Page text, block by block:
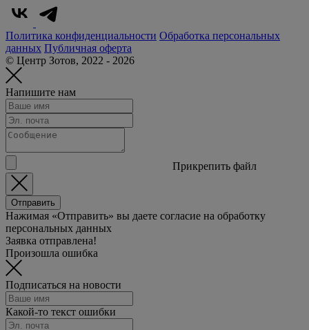
Политика конфиденциальности Обработка персональных
данных Публичная оферта
© Центр Зотов, 2022 - 2026
Напишите нам
Прикрепить файл
Отправить
Нажимая «Отправить» вы даете согласие на обработку
персональных данных
Заявка отправлена!
Произошла ошибка
Подписаться на новости
Какой-то текст ошибки